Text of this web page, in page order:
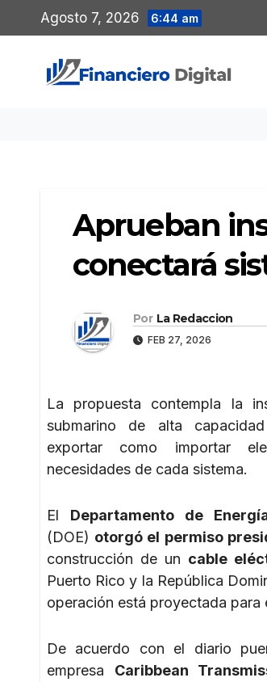
al
contenido
Agosto 7, 2026 6:44 am
Aprueban
conectará
Por La Redaccion
FEB 27, 2026
La propuesta contempla la
submarino de alta
exportar como importar
necesidades de cada sistema.
El Departamento de
(DOE) otorgó el permiso
construcción de un cable
Puerto Rico y la República
operación está proyectada para
De acuerdo con el diario
empresa Caribbean